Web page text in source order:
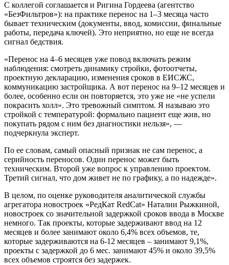
С коллегой соглашается и Ригина Гордеева (агентство
«БезФильтров»): на практике перенос на 1–3 месяца часто
бывает техническим (документы, ввод, комиссии, финальные
работы, передача ключей). Это неприятно, но еще не всегда
сигнал бедствия.
«Перенос на 4–6 месяцев уже повод включать режим
наблюдения: смотреть динамику стройки, фотоотчеты,
проектную декларацию, изменения сроков в ЕИСЖС,
коммуникацию застройщика. А вот перенос на 9–12 месяцев и
более, особенно если он повторяется, это уже не «не успели
покрасить холл». Это тревожный симптом. Я называю это
стройкой с температурой: формально пациент еще жив, но
покупать рядом с ним без диагностики нельзя», —
подчеркнула эксперт.
По ее словам, самый опасный признак не сам перенос, а
серийность переносов. Один перенос может быть
техническим. Второй уже вопрос к управлению проектом.
Третий сигнал, что дом живет не по графику, а по надежде».
В целом, по оценке руководителя аналитической службы
агрегатора новостроек «РедКат RedCat» Наталии Рыжкиной,
новостроек со значительной задержкой сроков ввода в Москве
немного. Так проекты, которые задерживают ввод на 12
месяцев и более занимают около 6,4% всех объемов, те,
которые задерживаются на 6-12 месяцев – занимают 9,1%,
проекты с задержкой до 6 мес. занимают 45% и около 39,5%
всех объемов строятся без задержек.